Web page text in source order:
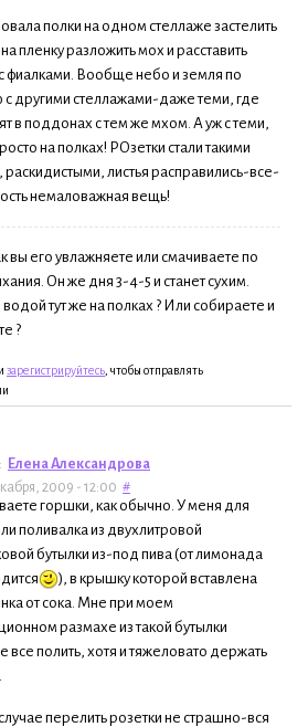
полки на одном стеллаже застелить
пленку разложить мох и расставить
фиалками. Вообще небо и земля по
с другими стеллажами-даже теми, где
в поддонах с тем же мхом. А уж с теми,
на полках! РОзетки стали такими
листья расправились-все-
немаловажная вещь!
вы его увлажняете или смачиваете по
Он же дня 3-4-5 и станет сухим.
тут же на полках ? Или собираете и
?
зарегистрируйтесь , чтобы отправлять
Елена Александрова
2009 - 12:00 #
горшки, как обычно. У меня для
поливалка из двухлитровой
бутылки из-под пива (от лимонада
), в крышку которой вставлена
от сока. Мне при моем
размахе из такой бутылки
все полить, хотя и тяжеловато держать
перелить розетки не страшно-вся